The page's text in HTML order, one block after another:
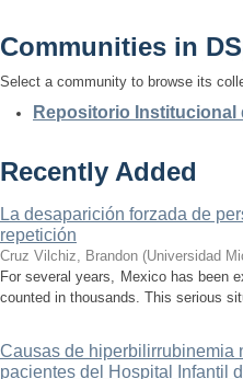
Communities in
Select a community to browse its
Repositorio Institucional
Recently Added
La desaparición forzada de
repetición
Cruz Vilchiz, Brandon (Universidad
For several years, Mexico has been
counted in thousands. This serious
Causas de hiperbilirrubinemia
pacientes del Hospital Infantil